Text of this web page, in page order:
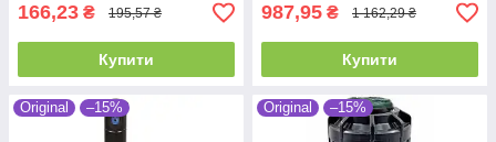
166,23 ₴ 195,57 ₴
Купити
987,95 ₴ 1 162,29 ₴
Купити
Original –15% Original –15%